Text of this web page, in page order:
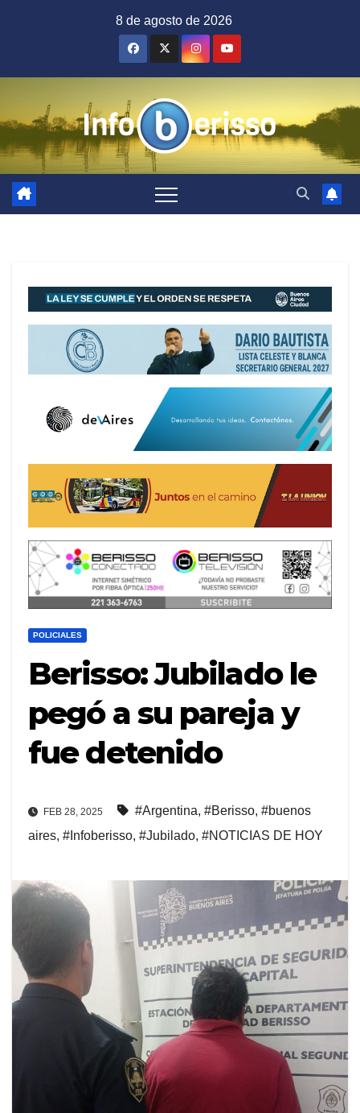
8 de agosto de 2026
POLICIALES
Berisso: Jubilado le
pegó a su pareja y
fue detenido
FEB 28, 2025 #Argentina, #Berisso, #buenos
aires, #Infoberisso, #Jubilado, #NOTICIAS DE HOY